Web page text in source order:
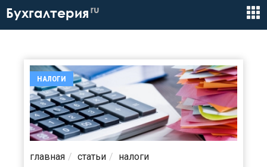
Бухгалтерия ru
НАЛОГИ
главная статьи налоги